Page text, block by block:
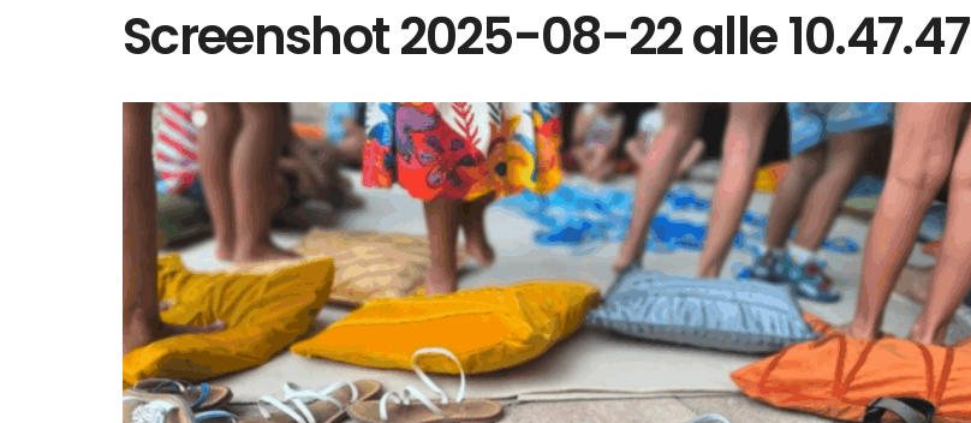
Screenshot 2025-08-22 alle 10.47.47